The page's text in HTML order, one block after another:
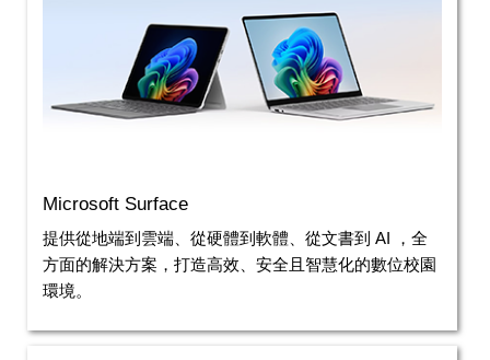
Microsoft Surface
提供從地端到雲端、從硬體到軟體、從文書到 AI ，全
方面的解決方案，打造高效、安全且智慧化的數位校園
環境。